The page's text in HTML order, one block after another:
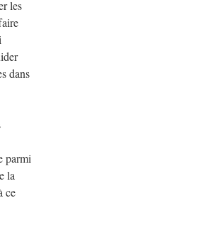
les
dans
parmi
la
ce